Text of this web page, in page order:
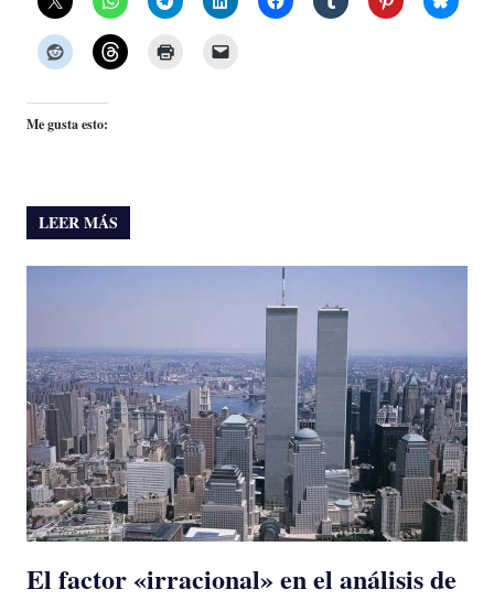
Me gusta esto:
LEER MÁS
El factor «irracional» en el análisis de